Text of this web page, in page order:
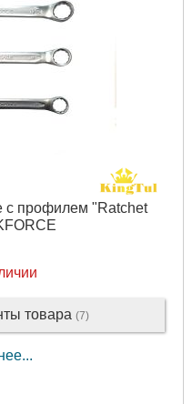
с профилем "Ratchet
товара (7)